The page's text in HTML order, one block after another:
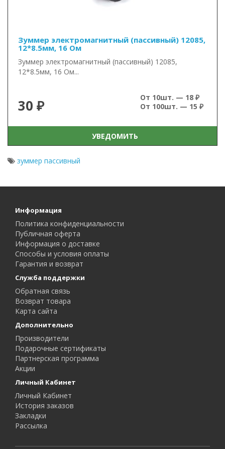
Зуммер электромагнитный (пассивный) 12085,
12*8.5мм, 16 Ом
Зуммер электромагнитный (пассивный) 12085,
12*8.5мм, 16 Ом...
30 ₽
От 10шт. — 18 ₽
От 100шт. — 15 ₽
УВЕДОМИТЬ
зуммер пассивный
Информация
Политика конфиденциальности
Публичная оферта
Информация о доставке
Способы и условия оплаты
Гарантия и возврат
Служба поддержки
Обратная связь
Возврат товара
Карта сайта
Дополнительно
Производители
Подарочные сертификаты
Партнерская программа
Акции
Личный Кабинет
Личный Кабинет
История заказов
Закладки
Рассылка